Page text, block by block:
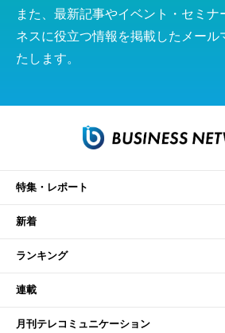
また、最新記事やイベント・セミナ
ネスに役立つ情報を掲載したメール
たします。
特集・レポート
新着
ランキング
連載
月刊テレコミュニケーション